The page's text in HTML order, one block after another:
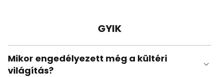
GYIK
Mikor engedélyezett még a kültéri
világítás?